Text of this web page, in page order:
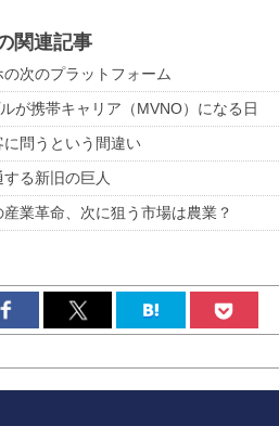
関連記事
次のプラットフォーム
が携帯キャリア（MVNO）になる日
問うという間違い
る新旧の巨人
産業革命、次に狙う市場は農業？